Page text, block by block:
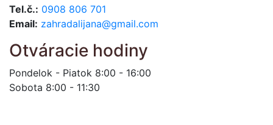
Tel.č.: 0908 806 701
Email: zahradalijana@gmail.com
Otváracie hodiny
Pondelok - Piatok 8:00 - 16:00
Sobota 8:00 - 11:30